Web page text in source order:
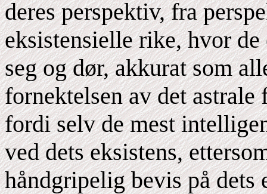
deres perspektiv, fra
eksistensielle rike, hvor
seg og dør, akkurat som
fornektelsen av det
fordi selv de mest
ved dets eksistens,
håndgripelig bevis på dets